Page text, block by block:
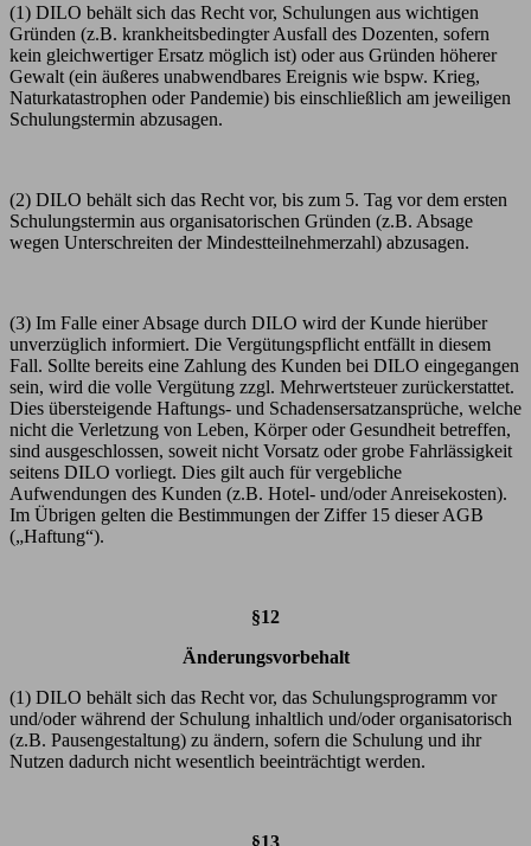
(1) DILO behält sich das Recht vor, Schulungen aus wichtigen
Gründen (z.B. krankheitsbedingter Ausfall des Dozenten, sofern
kein gleichwertiger Ersatz möglich ist) oder aus Gründen höherer
Gewalt (ein äußeres unabwendbares Ereignis wie bspw. Krieg,
Naturkatastrophen oder Pandemie) bis einschließlich am jeweiligen
Schulungstermin abzusagen.
(2) DILO behält sich das Recht vor, bis zum 5. Tag vor dem ersten
Schulungstermin aus organisatorischen Gründen (z.B. Absage
wegen Unterschreiten der Mindestteilnehmerzahl) abzusagen.
(3) Im Falle einer Absage durch DILO wird der Kunde hierüber
unverzüglich informiert. Die Vergütungspflicht entfällt in diesem
Fall. Sollte bereits eine Zahlung des Kunden bei DILO eingegangen
sein, wird die volle Vergütung zzgl. Mehrwertsteuer zurückerstattet.
Dies übersteigende Haftungs- und Schadensersatzansprüche, welche
nicht die Verletzung von Leben, Körper oder Gesundheit betreffen,
sind ausgeschlossen, soweit nicht Vorsatz oder grobe Fahrlässigkeit
seitens DILO vorliegt. Dies gilt auch für vergebliche
Aufwendungen des Kunden (z.B. Hotel- und/oder Anreisekosten).
Im Übrigen gelten die Bestimmungen der Ziffer 15 dieser AGB
(„Haftung“).
§12
Änderungsvorbehalt
(1) DILO behält sich das Recht vor, das Schulungsprogramm vor
und/oder während der Schulung inhaltlich und/oder organisatorisch
(z.B. Pausengestaltung) zu ändern, sofern die Schulung und ihr
Nutzen dadurch nicht wesentlich beeinträchtigt werden.
§13